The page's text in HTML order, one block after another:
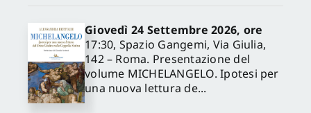
Giovedì 24 Settembre 2026, ore
17:30, Spazio Gangemi, Via Giulia,
142 – Roma. Presentazione del
volume MICHELANGELO. Ipotesi per
una nuova lettura de...